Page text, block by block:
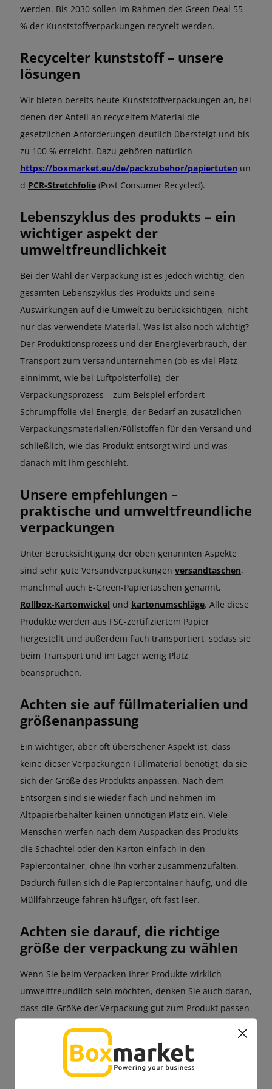
werden. Bis 2030 sollen im Rahmen des Green Deal 55
% der Kunststoffverpackungen recycelt werden.
Recycelter kunststoff – unsere
lösungen
Wir bieten bereits heute Kunststoffverpackungen an, bei
denen der Anteil an recyceltem Material die
gesetzlichen Anforderungen deutlich übersteigt und bis
zu 100 % erreicht. Dazu gehören natürlich
https://boxmarket.eu/de/packzubehor/papiertuten un
d PCR-Stretchfolie (Post Consumer Recycled).
Lebenszyklus des produkts – ein
wichtiger aspekt der
umweltfreundlichkeit
Bei der Wahl der Verpackung ist es jedoch wichtig, den
gesamten Lebenszyklus des Produkts und seine
Auswirkungen auf die Umwelt zu berücksichtigen, nicht
nur das verwendete Material. Was ist also noch wichtig?
Der Produktionsprozess und der Energieverbrauch, der
Transport zum Versandunternehmen (ob es viel Platz
einnimmt, wie bei Luftpolsterfolie), der
Verpackungsprozess – zum Beispiel erfordert
Schrumpffolie viel Energie, der Bedarf an zusätzlichen
Verpackungsmaterialien/Füllstoffen für den Versand und
schließlich, wie das Produkt entsorgt wird und was
danach mit ihm geschieht.
Unsere empfehlungen –
praktische und umweltfreundliche
verpackungen
Unter Berücksichtigung der oben genannten Aspekte
sind sehr gute Versandverpackungen versandtaschen,
manchmal auch E-Green-Papiertaschen genannt,
Rollbox-Kartonwickel und kartonumschläge. Alle diese
Produkte werden aus FSC-zertifiziertem Papier
hergestellt und außerdem flach transportiert, sodass sie
beim Transport und im Lager wenig Platz
beanspruchen.
Achten sie auf füllmaterialien und
größenanpassung
Ein wichtiger, aber oft übersehener Aspekt ist, dass
keine dieser Verpackungen Füllmaterial benötigt, da sie
sich der Größe des Produkts anpassen. Nach dem
Entsorgen sind sie wieder flach und nehmen im
Altpapierbehälter keinen unnötigen Platz ein. Viele
Menschen werfen nach dem Auspacken des Produkts
die Schachtel oder den Karton einfach in den
Papiercontainer, ohne ihn vorher zusammenzufalten.
Dadurch füllen sich die Papiercontainer häufig, und die
Müllfahrzeuge fahren häufiger, oft fast leer.
Achten sie darauf, die richtige
größe der verpackung zu wählen
Wenn Sie beim Verpacken Ihrer Produkte wirklich
umweltfreundlich sein möchten, denken Sie auch daran,
dass die Größe der Verpackung gut zum Produkt passen
Schachtel verpacken, kosten Sie nicht nur unnötig Geld,
sondern verursachen auch einen deutlich höheren CO2-
Ausstoß bei der Herstellung der Verpackung und später